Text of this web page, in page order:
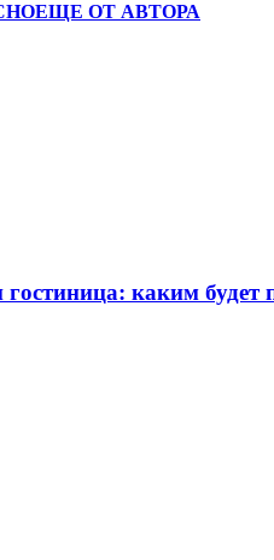
ЕЩЕ ОТ АВТОРА
каким